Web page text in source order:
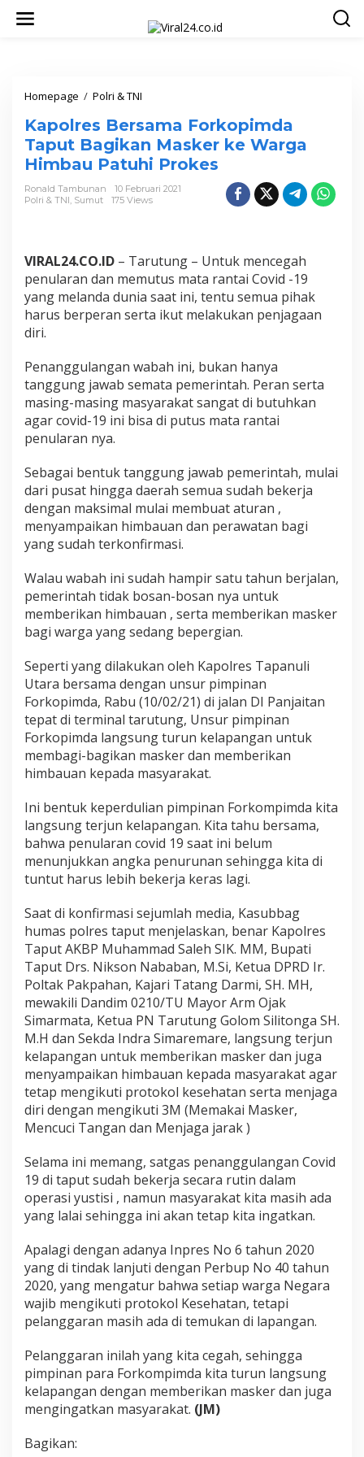
Homepage / Polri & TNI
p
o
l
r
e
s
s
m
a
F
o
p
i
m
a
p
u
t
B
a
i
k
a
n
M
s
k
e
k
e
W
a
a
H
i
m
a
P
a
t
u
h
i
P
r
o
k
e
s
Kapolres Bersama Forkopimda
Taput Bagikan Masker ke Warga
Himbau Patuhi Prokes
Ronald Tambunan
10 Februari 2021
Polri & TNI, Sumut 175 Views
VIRAL24.CO.ID – Tarutung – Untuk mencegah
penularan dan memutus mata rantai Covid -19
yang melanda dunia saat ini, tentu semua pihak
harus berperan serta ikut melakukan penjagaan
diri.
Penanggulangan wabah ini, bukan hanya
tanggung jawab semata pemerintah. Peran serta
masing-masing masyarakat sangat di butuhkan
agar covid-19 ini bisa di putus mata rantai
penularan nya.
Sebagai bentuk tanggung jawab pemerintah, mulai
dari pusat hingga daerah semua sudah bekerja
dengan maksimal mulai membuat aturan ,
menyampaikan himbauan dan perawatan bagi
yang sudah terkonfirmasi.
Walau wabah ini sudah hampir satu tahun berjalan,
pemerintah tidak bosan-bosan nya untuk
memberikan himbauan , serta memberikan masker
bagi warga yang sedang bepergian.
Seperti yang dilakukan oleh Kapolres Tapanuli
Utara bersama dengan unsur pimpinan
Forkopimda, Rabu (10/02/21) di jalan DI Panjaitan
tepat di terminal tarutung, Unsur pimpinan
Forkopimda langsung turun kelapangan untuk
membagi-bagikan masker dan memberikan
himbauan kepada masyarakat.
Ini bentuk keperdulian pimpinan Forkompimda kita
langsung terjun kelapangan. Kita tahu bersama,
bahwa penularan covid 19 saat ini belum
menunjukkan angka penurunan sehingga kita di
tuntut harus lebih bekerja keras lagi.
Saat di konfirmasi sejumlah media, Kasubbag
humas polres taput menjelaskan, benar Kapolres
Taput AKBP Muhammad Saleh SIK. MM, Bupati
Taput Drs. Nikson Nababan, M.Si, Ketua DPRD Ir.
Poltak Pakpahan, Kajari Tatang Darmi, SH. MH,
mewakili Dandim 0210/TU Mayor Arm Ojak
Simarmata, Ketua PN Tarutung Golom Silitonga SH.
M.H dan Sekda Indra Simaremare, langsung terjun
kelapangan untuk memberikan masker dan juga
menyampaikan himbauan kepada masyarakat agar
tetap mengikuti protokol kesehatan serta menjaga
diri dengan mengikuti 3M (Memakai Masker,
Mencuci Tangan dan Menjaga jarak )
Selama ini memang, satgas penanggulangan Covid
19 di taput sudah bekerja secara rutin dalam
operasi yustisi , namun masyarakat kita masih ada
yang lalai sehingga ini akan tetap kita ingatkan.
Apalagi dengan adanya Inpres No 6 tahun 2020
yang di tindak lanjuti dengan Perbup No 40 tahun
2020, yang mengatur bahwa setiap warga Negara
wajib mengikuti protokol Kesehatan, tetapi
pelanggaran masih ada di temukan di lapangan.
Pelanggaran inilah yang kita cegah, sehingga
pimpinan para Forkompimda kita turun langsung
kelapangan dengan memberikan masker dan juga
mengingatkan masyarakat. (JM)
Bagikan: